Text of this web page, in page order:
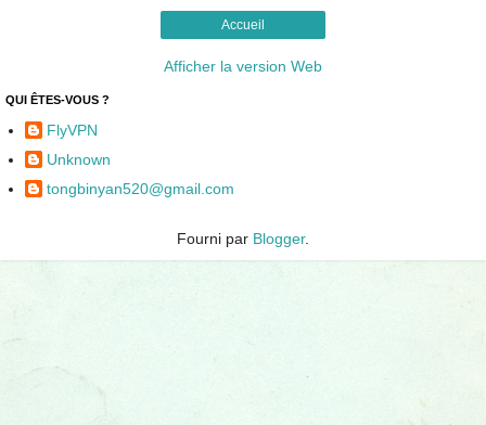
Accueil
Afficher la version Web
QUI ÊTES-VOUS ?
FlyVPN
Unknown
tongbinyan520@gmail.com
Fourni par Blogger.